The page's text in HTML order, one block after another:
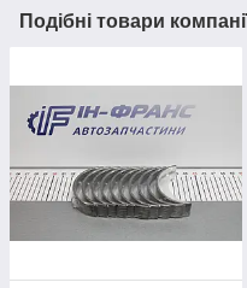
Подібні товари